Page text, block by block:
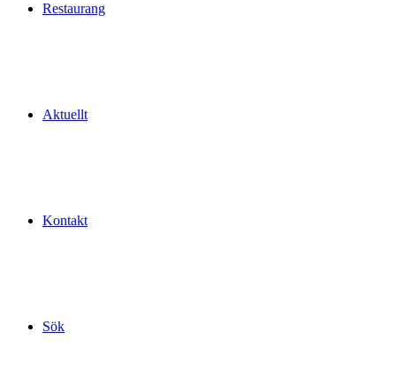
Restaurang
Aktuellt
Kontakt
Sök